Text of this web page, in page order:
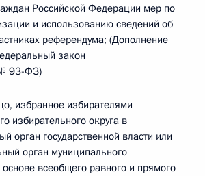
Российской Федерации мер по
и использованию сведений об
референдума; (Дополнение
закон
93-ФЗ)
избранное избирателями
избирательного округа в
орган государственной власти или
орган муниципального
всеобщего равного и прямого